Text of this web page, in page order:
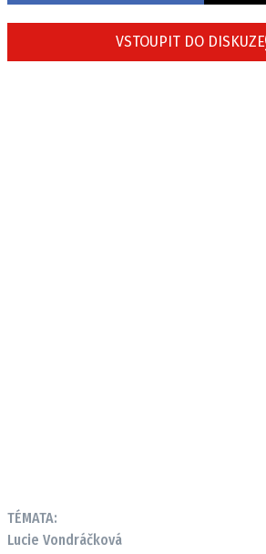
VSTOUPIT DO DISKUZE
TÉMATA:
Lucie Vondráčková